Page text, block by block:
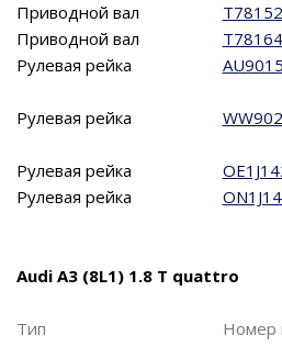
Приводной вал
T78152
Приводной вал
T78164
Рулевая рейка
AU9015
Рулевая рейка
Рулевая рейка
Рулевая рейка
Audi A3 (8L1) 1.8 T quattro
Тип
Номер